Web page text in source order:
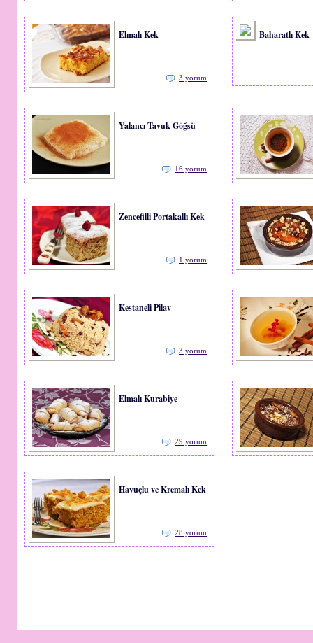
Elmalı Kek
3 yorum
Baharatlı Kek
Yalancı Tavuk Göğsü
16 yorum
Zencefilli Portakallı Kek
1 yorum
Kestaneli Pilav
3 yorum
Elmalı Kurabiye
29 yorum
Havuçlu ve Kremalı Kek
28 yorum